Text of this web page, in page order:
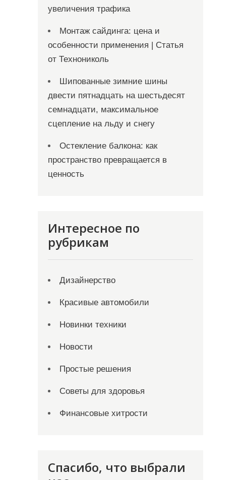
увеличения трафика
Монтаж сайдинга: цена и
особенности применения | Статья
от Технониколь
Шипованные зимние шины
двести пятнадцать на шестьдесят
семнадцати, максимальное
сцепление на льду и снегу
Остекление балкона: как
пространство превращается в
ценность
Интересное по
рубрикам
Дизайнерство
Красивые автомобили
Новинки техники
Новости
Простые решения
Советы для здоровья
Финансовые хитрости
Спасибо, что выбрали